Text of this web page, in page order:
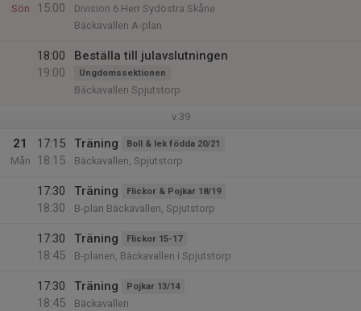
Sön
15:00
Division 6 Herr Sydöstra Skåne
Bäckavallen A-plan
18:00
19:00
Beställa till julavslutningen
Ungdomssektionen
Bäckavallen Spjutstorp
v.39
21
Mån
17:15
18:15
Träning Boll & lek födda 20/21
Bäckavallen, Spjutstorp
17:30
18:30
Träning Flickor & Pojkar 18/19
B-plan Bäckavallen, Spjutstorp
17:30
18:45
Träning Flickor 15-17
B-planen, Bäckavallen i Spjutstorp
17:30
18:45
Träning Pojkar 13/14
Bäckavallen